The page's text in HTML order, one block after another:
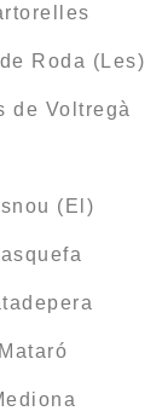
Roda (Les)
de Voltregà
(El)